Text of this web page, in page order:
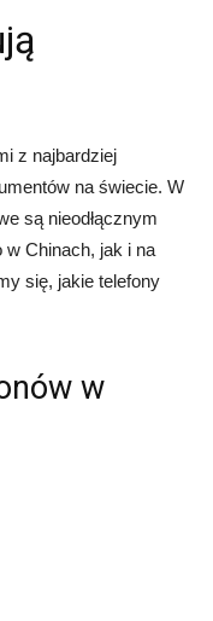
z najbardziej
na świecie. W
są nieodłącznym
Chinach, jak i na
się, jakie telefony
w